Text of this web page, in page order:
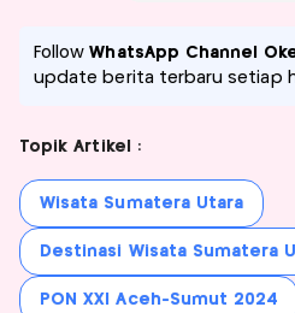
FollowWhatsApp Channel
update berita terbaru setiap
Topik Artikel :
Wisata Sumatera Utara
Destinasi Wisata Sumatera
PON XXI Aceh-Sumut 2024